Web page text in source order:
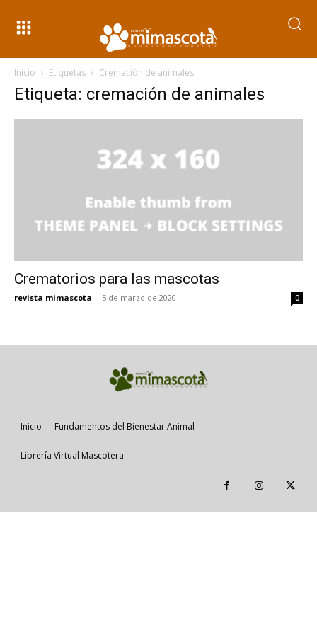
Inicio Etiquetas Cremación de animales
Etiqueta: cremación de animales
Crematorios para las mascotas
revista mimascota - 5 de marzo de 2020 0
Inicio Fundamentos del Bienestar Animal
Librería Virtual Mascotera